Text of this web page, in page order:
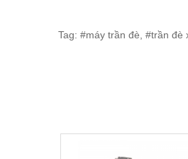
Tag: #máy trần đè, #trần